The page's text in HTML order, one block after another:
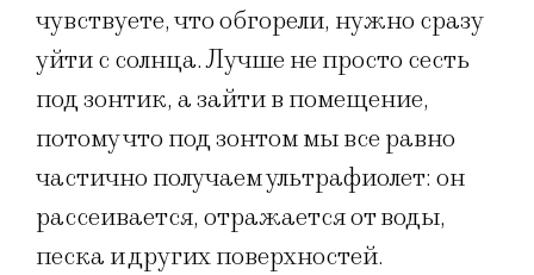
чувствуете, что обгорели, нужно сразу
уйти с солнца. Лучше не просто сесть
под зонтик, а зайти в помещение,
потому что под зонтом мы все равно
частично получаем ультрафиолет: он
рассеивается, отражается от воды,
песка и других поверхностей.